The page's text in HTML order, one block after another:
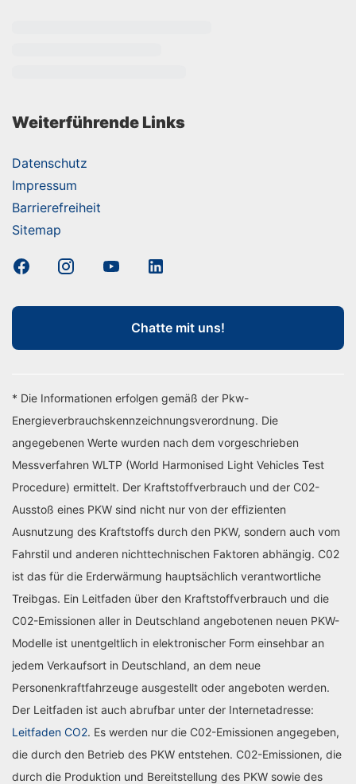
Weiterführende Links
Datenschutz
Impressum
Barrierefreiheit
Sitemap
Chatte mit uns!
* Die Informationen erfolgen gemäß der Pkw-
Energieverbrauchskennzeichnungsverordnung. Die
angegebenen Werte wurden nach dem vorgeschrieben
Messverfahren WLTP (World Harmonised Light Vehicles Test
Procedure) ermittelt. Der Kraftstoffverbrauch und der C02-
Ausstoß eines PKW sind nicht nur von der effizienten
Ausnutzung des Kraftstoffs durch den PKW, sondern auch vom
Fahrstil und anderen nichttechnischen Faktoren abhängig. C02
ist das für die Erderwärmung hauptsächlich verantwortliche
Treibgas. Ein Leitfaden über den Kraftstoffverbrauch und die
C02-Emissionen aller in Deutschland angebotenen neuen PKW-
Modelle ist unentgeltlich in elektronischer Form einsehbar an
jedem Verkaufsort in Deutschland, an dem neue
Personenkraftfahrzeuge ausgestellt oder angeboten werden.
Der Leitfaden ist auch abrufbar unter der Internetadresse:
Leitfaden CO2. Es werden nur die C02-Emissionen angegeben,
die durch den Betrieb des PKW entstehen. C02-Emissionen, die
durch die Produktion und Bereitstellung des PKW sowie des